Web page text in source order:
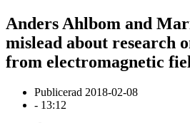
Anders Ahlbom and
mislead about research
from electromagnetic
Publicerad 2018-02-08
- 13:12